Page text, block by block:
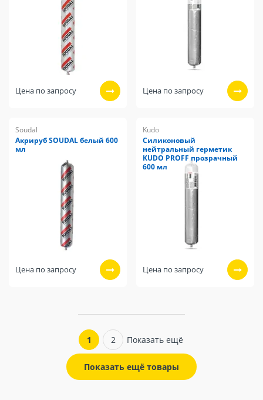
Цена по запросу Цена по запросу
Soudal
Акрируб SOUDAL белый 600
мл
Цена по запросу
Kudo
Силиконовый
нейтральный герметик
KUDO PROFF прозрачный
600 мл
Цена по запросу
1 2 Показать ещё
Показать ещё товары